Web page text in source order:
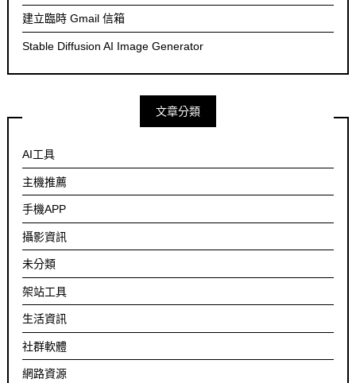
建立臨時 Gmail 信箱
Stable Diffusion AI Image Generator
文章分類
AI工具
主機推薦
手機APP
攝影資訊
未分類
架站工具
生活資訊
社群軟體
網路資源